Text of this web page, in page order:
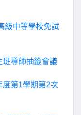
級中等學校免試
班導師抽籤會議
度第1學期第2次